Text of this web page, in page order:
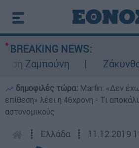
BREAKING NEWS:
Ζάκυνθος: Τι
δημοφιλές τώρα: Marfin: «Δεν
επίθεση» λέει η 46χρονη - Τι
αστυνομικούς
┋ Ελλάδα ┋ 11.12.2019